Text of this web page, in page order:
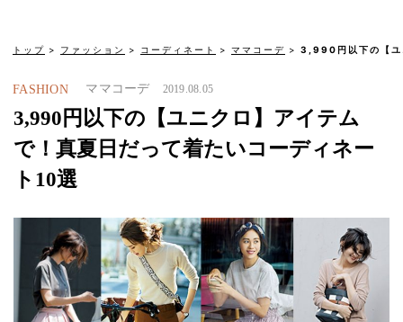
トップ ファッション コーディネート ママコーデ 3,990円以下の【ユ
FASHION ママコーデ 2019.08.05
3,990円以下の【ユニクロ】アイテム
で！真夏日だって着たいコーディネー
ト10選